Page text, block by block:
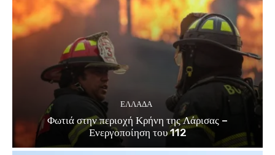
ΕΛΛΑΔΑ
Φωτιά στην περιοχή Κρήνη της Λάρισας –
Ενεργοποίηση του 112